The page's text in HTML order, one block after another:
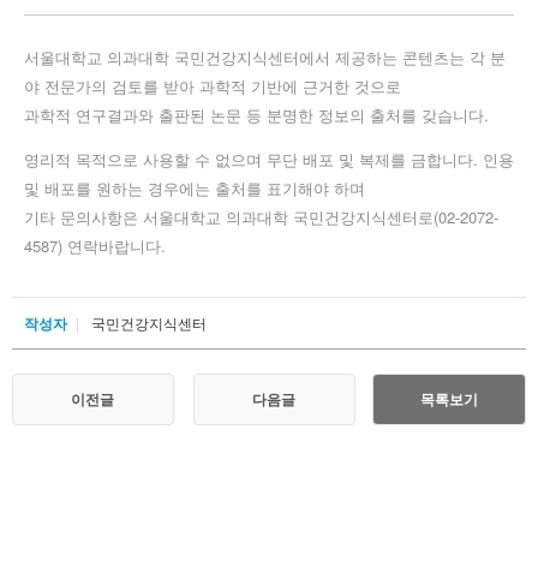
서울대학교 의과대학 국민건강지식센터에서 제공하는 콘텐츠는 각 분
야 전문가의 검토를 받아 과학적 기반에 근거한 것으로
과학적 연구결과와 출판된 논문 등 분명한 정보의 출처를 갖습니다.
영리적 목적으로 사용할 수 없으며 무단 배포 및 복제를 금합니다. 인용
및 배포를 원하는 경우에는 출처를 표기해야 하며
기타 문의사항은 서울대학교 의과대학 국민건강지식센터로(02-2072-
4587) 연락바랍니다.
작성자 국민건강지식센터
이전글 다음글 목록보기